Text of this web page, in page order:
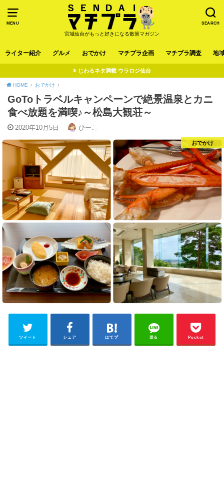
MENU SEARCH
宮城仙台がもっと好きになる散策マガジン
ライター紹介 グルメ おでかけ マチプラ企画 マチプラ調査 地
じわるネタ満載 ウラロジ仙台
HOME おでかけ
GoToトラベルキャンペーンで絶景温泉とカニ
食べ放題を満喫♪～松島大観荘～
2020年10月5日 ひーこ
おでかけ
ツイート シェア はてブ 送る Pocket